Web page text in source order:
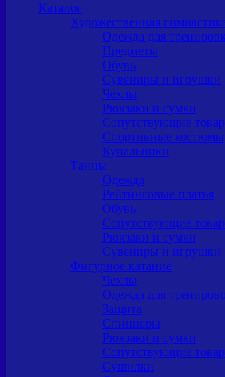
Каталог
Художественная
Одежда для
Предметы
Обувь
Сувениры и игрушки
Чехлы
Рюкзаки и сумки
Сопутствующие
Спортивные костюмы
Купальники
Танцы
Одежда
Рейтинговые платья
Обувь
Сопутствующие
Рюкзаки и сумки
Сувениры и игрушки
Фигурное катание
Чехлы
Одежда для
Защита
Спиннеры
Рюкзаки и сумки
Сопутствующие
Сушилки